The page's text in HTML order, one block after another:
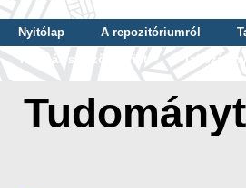
Nyitólap A repozitóriumról
Tallózás szerző szerint
Tallózás